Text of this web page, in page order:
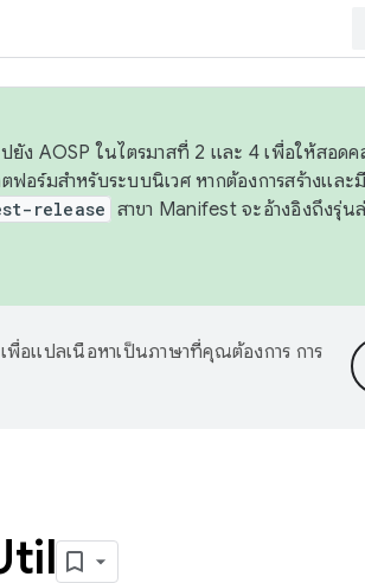
ยัง AOSP ในไตรมาสที่ 2 และ 4 เพื่อให้สอด
อร์มสำหรับระบบนิเวศ หากต้องการสร้างและ
release สาขา Manifest จะอ้างอิงถึงรุ่
พื่อแปลเนื้อหาเป็นภาษาที่คุณต้องการ การ